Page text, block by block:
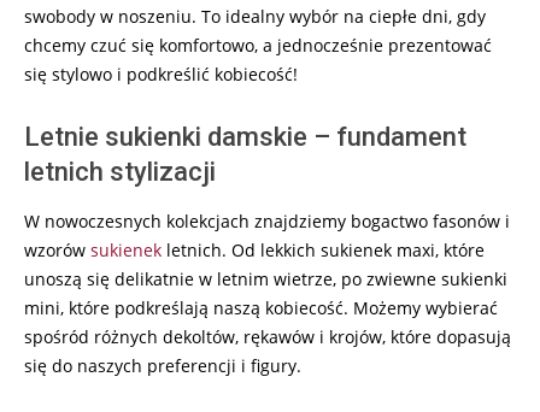
swobody w noszeniu. To idealny wybór na ciepłe dni, gdy
chcemy czuć się komfortowo, a jednocześnie prezentować
się stylowo i podkreślić kobiecość!
Letnie sukienki damskie – fundament
letnich stylizacji
W nowoczesnych kolekcjach znajdziemy bogactwo fasonów i
wzorów sukienek letnich. Od lekkich sukienek maxi, które
unoszą się delikatnie w letnim wietrze, po zwiewne sukienki
mini, które podkreślają naszą kobiecość. Możemy wybierać
spośród różnych dekoltów, rękawów i krojów, które dopasują
się do naszych preferencji i figury.